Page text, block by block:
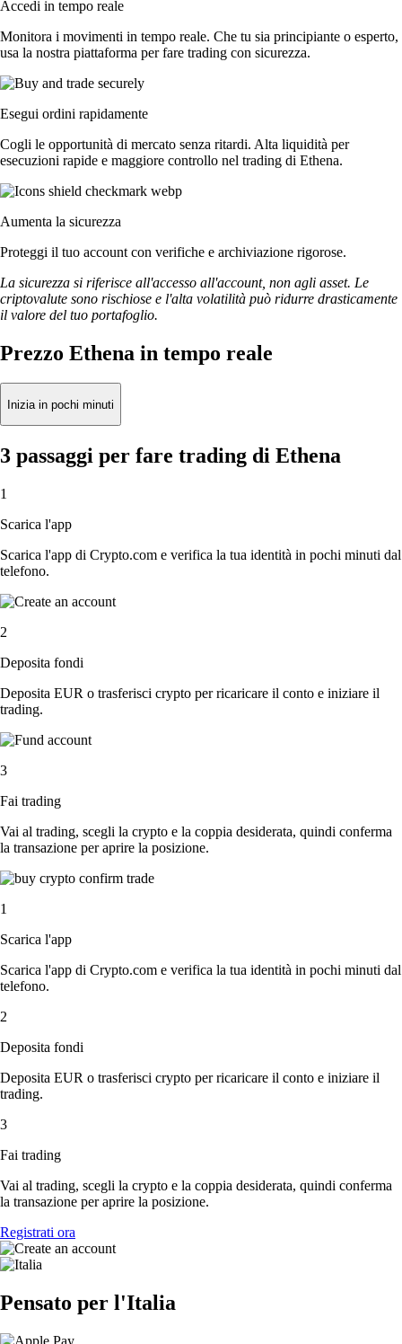
Accedi in tempo reale
Monitora i movimenti in tempo reale. Che tu sia principiante o esperto,
usa la nostra piattaforma per fare trading con sicurezza.
Esegui ordini rapidamente
Cogli le opportunità di mercato senza ritardi. Alta liquidità per
esecuzioni rapide e maggiore controllo nel trading di Ethena.
Aumenta la sicurezza
Proteggi il tuo account con verifiche e archiviazione rigorose.
La sicurezza si riferisce all'accesso all'account, non agli asset. Le
criptovalute sono rischiose e l'alta volatilità può ridurre drasticamente
il valore del tuo portafoglio.
Prezzo Ethena in tempo reale
Inizia in pochi minuti
3 passaggi per fare trading di Ethena
1
Scarica l'app
Scarica l'app di Crypto.com e verifica la tua identità in pochi minuti dal
telefono.
2
Deposita fondi
Deposita EUR o trasferisci crypto per ricaricare il conto e iniziare il
trading.
3
Fai trading
Vai al trading, scegli la crypto e la coppia desiderata, quindi conferma
la transazione per aprire la posizione.
1
Scarica l'app
Scarica l'app di Crypto.com e verifica la tua identità in pochi minuti dal
telefono.
2
Deposita fondi
Deposita EUR o trasferisci crypto per ricaricare il conto e iniziare il
trading.
3
Fai trading
Vai al trading, scegli la crypto e la coppia desiderata, quindi conferma
la transazione per aprire la posizione.
Registrati ora
Pensato per l'Italia